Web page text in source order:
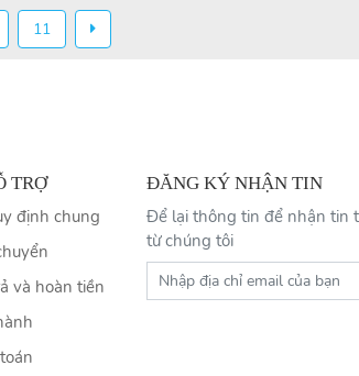
11
TRỢ
định chung
và hoàn tiền
ĐĂNG KÝ NHẬN TIN
Để lại thông tin để nhận tin
từ chúng tôi